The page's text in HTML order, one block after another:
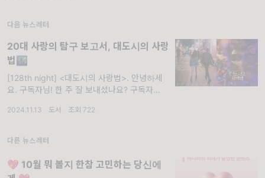
다음 뉴스레터
20대 사랑의 탐구 보고서, 대도시의 사랑
법🌃
[128th night] <대도시의 사랑법>. 안녕하세
요. 구독자님! 한 주 잘 보내셨나요? 구독자님,
떤가요? 저 좀 멋졌나요?😎 최근 책 <대도시
2024.11.13 도서 조회 722
다른 뉴스레터
💖 10월 뭐 볼지 한참 고민하는 당신에